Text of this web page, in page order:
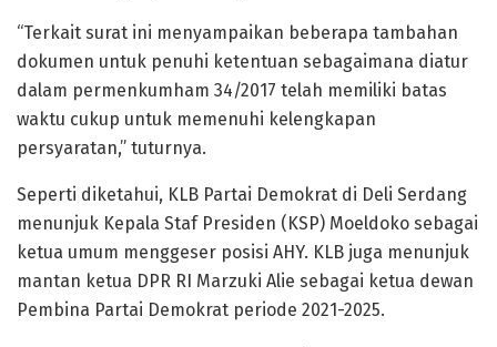
“Terkait surat ini menyampaikan beberapa tambahan
dokumen untuk penuhi ketentuan sebagaimana diatur
dalam permenkumham 34/2017 telah memiliki batas
waktu cukup untuk memenuhi kelengkapan
persyaratan,” tuturnya.
Seperti diketahui, KLB Partai Demokrat di Deli Serdang
menunjuk Kepala Staf Presiden (KSP) Moeldoko sebagai
ketua umum menggeser posisi AHY. KLB juga menunjuk
mantan ketua DPR RI Marzuki Alie sebagai ketua dewan
Pembina Partai Demokrat periode 2021-2025.